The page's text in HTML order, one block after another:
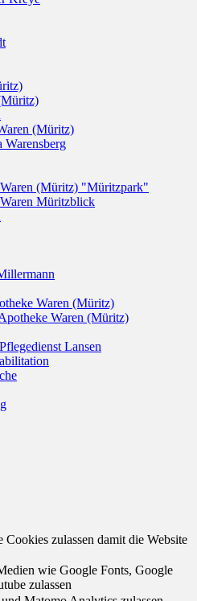
(Müritz)
(Müritz) "Müritzpark"
Müritzblick
Waren (Müritz)
Waren (Müritz)
Lansen
Cookies zulassen damit die Website
wie Google Fonts, Google
zulassen